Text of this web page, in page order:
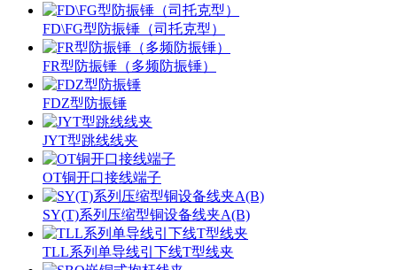
FD\FG型防振锤（司托克型）
FR型防振锤（多频防振锤）
FDZ型防振锤
JYT型跳线线夹
OT铜开口接线端子
SY(T)系列压缩型铜设备线夹A(B)
TLL系列单导线引下线T型线夹